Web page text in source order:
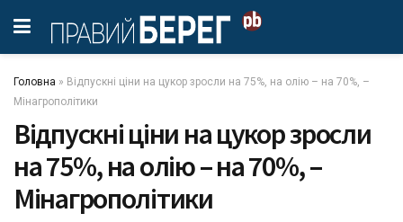
Головна » Відпускні ціни на цукор зросли на 75%, на олію – на 70%, –
Мінагрополітики
Відпускні ціни на цукор зросли
на 75%, на олію – на 70%, –
Мінагрополітики